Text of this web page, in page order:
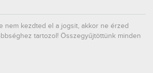
nem kezdted el a jogsit, akkor ne érzed
tartozol! Összegyűjtöttünk minden